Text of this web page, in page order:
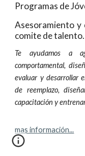
Programas de
Asesoramiento y
comite de talento.
Te ayudamos a
comportamental,
evaluar y desarrollar
de reemplazo,
capacitación y
mas información...